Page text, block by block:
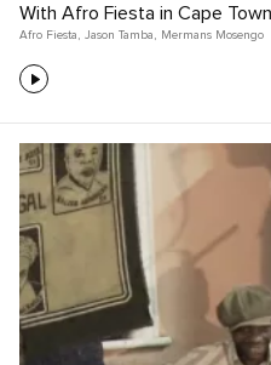
With Afro Fiesta in Cape
Afro Fiesta , Jason Tamba , Mermans Mosengo